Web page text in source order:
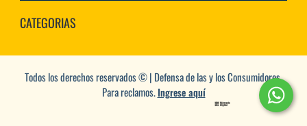
CATEGORIAS
Todos los derechos reservados © | Defensa de las y los Consumidores.
Para reclamos.Ingrese aquí